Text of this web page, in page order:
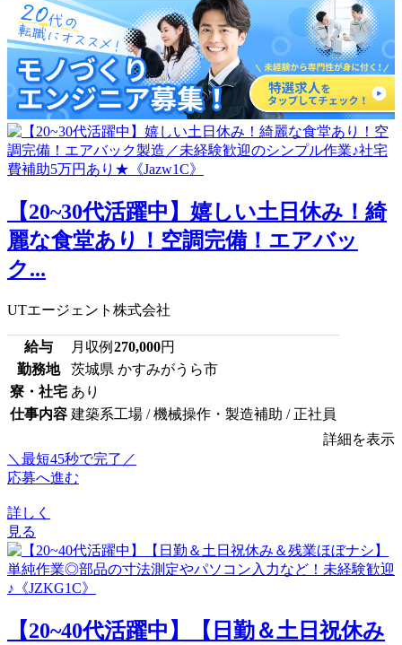
【20~30代活躍中】嬉しい土日休み！綺
麗な食堂あり！空調完備！エアバッ
ク...
UTエージェント株式会社
給与 月収例 270,000円
勤務地
茨城県 かすみがうら市
寮・社宅 あり
仕事内容 建築系工場 / 機械操作・製造補助 / 正社員
詳細を表示
＼最短45秒で完了／
応募へ進む
詳しく
見る
【20~40代活躍中】【日勤＆土日祝休み